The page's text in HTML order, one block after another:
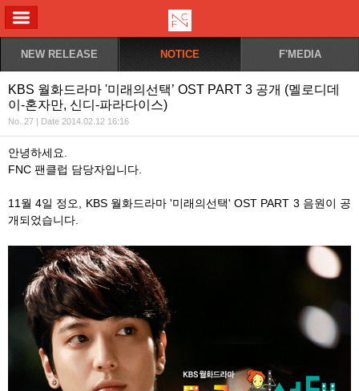
NEW RELEASE NOTICE F'MEDIA
KBS 월화드라마 '미래의선택’ OST PART 3 공개 (멜로디데
이-혼자만, 신디-파라다이스)
No. 27 | Date 2014.02.12 16:16
안녕하세요.
FNC 팬클럽 담당자입니다.
11월 4일 정오, KBS 월화드라마 '미래의선택' OST PART 3 음원이 공
개되었습니다.